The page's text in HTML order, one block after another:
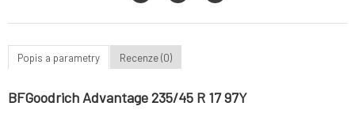
Popis a parametry Recenze (0)
BFGoodrich Advantage 235/45 R 17 97Y